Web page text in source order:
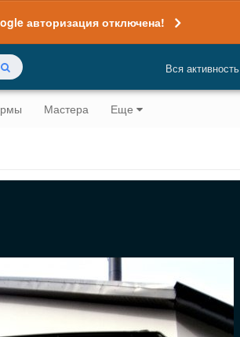
авторизация отключена!
Вся активность
Мастера Еще